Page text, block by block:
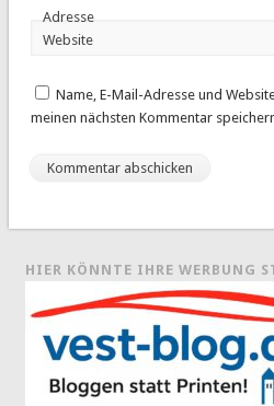
Adresse
Website
Name, E-Mail-Adresse und
meinen nächsten Kommentar
HIER KÖNNTE IHRE WERBUNG